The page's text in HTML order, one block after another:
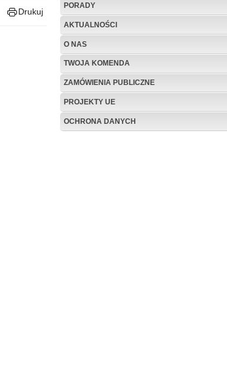
Drukuj
PORADY
AKTUALNOŚCI
O NAS
TWOJA KOMENDA
ZAMÓWIENIA PUBLICZNE
PROJEKTY UE
OCHRONA DANYCH